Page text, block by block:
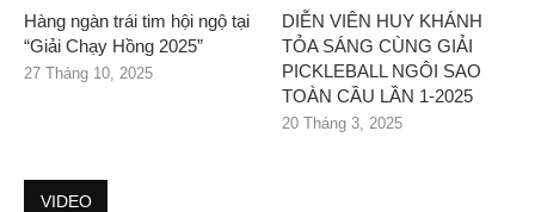
Hàng ngàn trái tim hội ngộ tại
“Giải Chạy Hồng 2025”
27 Tháng 10, 2025
DIỄN VIÊN HUY KHÁNH
TỎA SÁNG CÙNG GIẢI
PICKLEBALL NGÔI SAO
TOÀN CẦU LẦN 1-2025
20 Tháng 3, 2025
VIDEO